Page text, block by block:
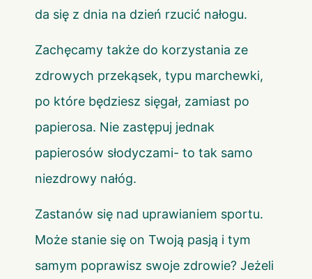
da się z dnia na dzień rzucić nałogu.
Zachęcamy także do korzystania ze
zdrowych przekąsek, typu marchewki,
po które będziesz sięgał, zamiast po
papierosa. Nie zastępuj jednak
papierosów słodyczami- to tak samo
niezdrowy nałóg.
Zastanów się nad uprawianiem sportu.
Może stanie się on Twoją pasją i tym
samym poprawisz swoje zdrowie? Jeżeli